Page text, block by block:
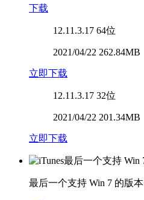
下载
12.11.3.17 64位
2021/04/22 262.84MB
立即下载
12.11.3.17 32位
2021/04/22 201.34MB
立即下载
最后一个支持 Win 7 的版本